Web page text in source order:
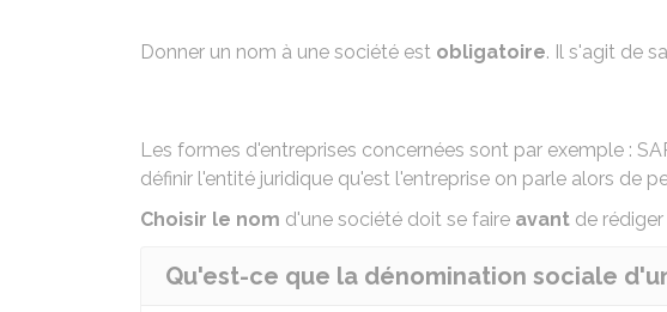
Donner un nom à une société est obligatoire. Il s'agit de sa
Les formes d'entreprises concernées sont par exemple :
définir l'entité juridique qu'est l'entreprise on parle alors de
Choisir le nom d'une société doit se faire avant de
Qu'est-ce que la dénomination sociale